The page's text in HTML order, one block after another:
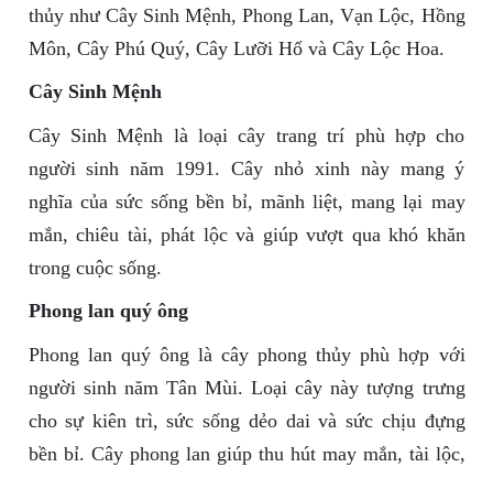
thủy như Cây Sinh Mệnh, Phong Lan, Vạn Lộc, Hồng
Môn, Cây Phú Quý, Cây Lưỡi Hổ và Cây Lộc Hoa.
Cây Sinh Mệnh
Cây Sinh Mệnh là loại cây trang trí phù hợp cho
người sinh năm 1991. Cây nhỏ xinh này mang ý
nghĩa của sức sống bền bỉ, mãnh liệt, mang lại may
mắn, chiêu tài, phát lộc và giúp vượt qua khó khăn
trong cuộc sống.
Phong lan quý ông
Phong lan quý ông là cây phong thủy phù hợp với
người sinh năm Tân Mùi. Loại cây này tượng trưng
cho sự kiên trì, sức sống dẻo dai và sức chịu đựng
bền bỉ. Cây phong lan giúp thu hút may mắn, tài lộc,